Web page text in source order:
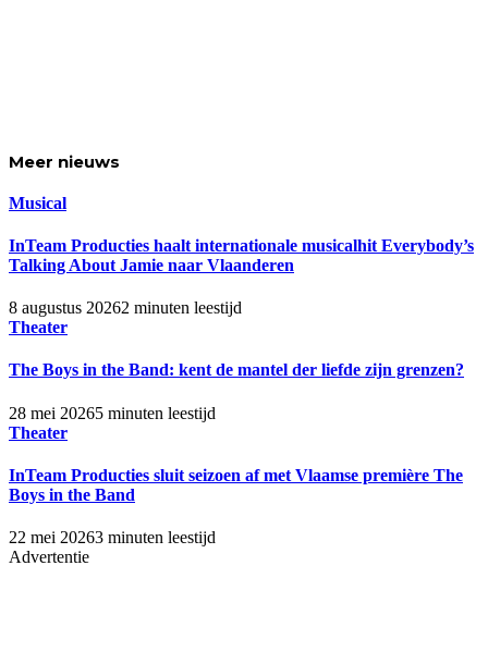
Meer nieuws
Musical
InTeam Producties haalt internationale musicalhit Everybody’s
Talking About Jamie naar Vlaanderen
8 augustus 20262 minuten leestijd
Theater
The Boys in the Band: kent de mantel der liefde zijn grenzen?
28 mei 20265 minuten leestijd
Theater
InTeam Producties sluit seizoen af met Vlaamse première The
Boys in the Band
22 mei 20263 minuten leestijd
Advertentie